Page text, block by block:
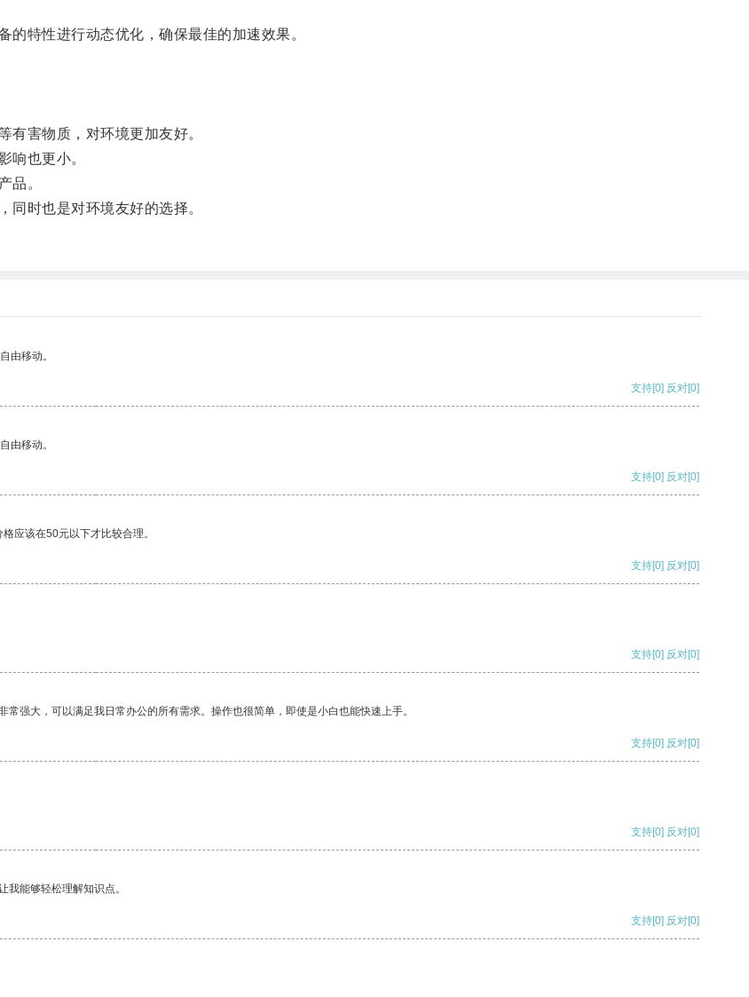
特性进行动态优化，确保最佳的加速效果。
害物质，对环境更加友好。
也更小。
品。
时也是对环境友好的选择。
由移动。
支持[0] 反对[0]
由移动。
支持[0] 反对[0]
应该在50元以下才比较合理。
支持[0] 反对[0]
支持[0] 反对[0]
强大，可以满足我日常办公的所有需求。操作也很简单，即使是小白也能快速上手。
支持[0] 反对[0]
支持[0] 反对[0]
能够轻松理解知识点。
支持[0] 反对[0]